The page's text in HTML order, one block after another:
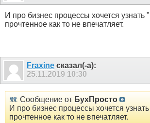
И про бизнес процессы хочется узнать
прочтенное как то не впечатляет.
Fraxine сказал(-а):
25.11.2019 10:30
Сообщение от БухПросто
И про бизнес процессы хочется
прочтенное как то не впечатляет.